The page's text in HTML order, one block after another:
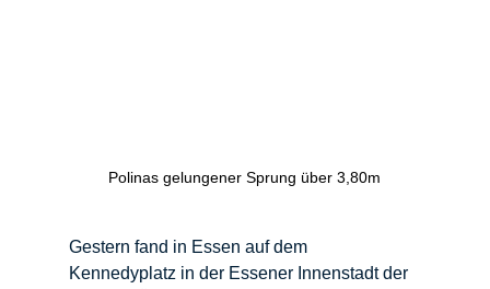
Polinas gelungener Sprung über 3,80m
Gestern fand in Essen auf dem
Kennedyplatz in der Essener Innenstadt der